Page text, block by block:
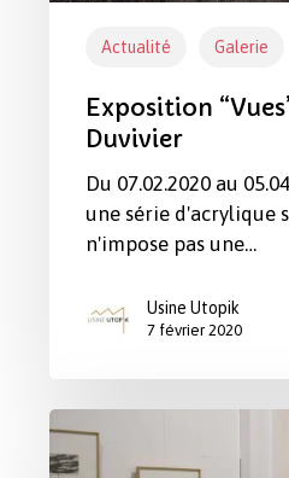
Actualité Galerie
Exposition
Duvivier
Du 07.02.2020 au
une série d'acrylique
n'impose pas une…
Usine Utopik
7 février 2020
Clémence
Blanchard